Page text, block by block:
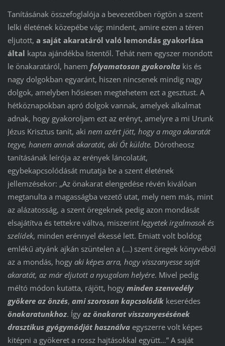
Tanításának összefoglalója a bevezetőben rögtön a szent
lelki életének közepébe vág: mindent, amire ezen a téren
eljutott, a saját akaratáról való lemondás gyakorlása
által kapta ajándékba Istentől. Tehát nem egyszer mondott
le önakaratáról, hanem folyamatosan gyakorolta kis és
nagy dolgokban egyaránt, hiszen nincsenek mindig nagy
dolgok, amelyben hősiesen megtehetem ezt a gesztust. A
hétköznapokban apró dolgok vannak, amelyek alkalmat
adnak, hogy gyakoroljam ezt az erényt, amelyre a mi Urunk
Jézus Krisztus tanít, aki nem azért jött, hogy a maga akaratát
tegye, hanem annak akaratát, aki Őt küldte. Dórotheosz
tanításának leírója az erények láncolatát,
egybekapcsolódását mutatja be a szent életének
jellemzésekor: „Az önakarat elengedése révén kiválóan
megtanulta a magasságba vezető utat, mely nem más, mint
az alázatosság, a szent öregeknek pedig azon mondását
elsajátítva és tettekre váltva, miszerint legyetek irgalmasok és
szelídek, minden erénnyel ékessé lett. Emiatt volt boldog
emlékű atyánk ajkán szüntelen a (…) szent öregek könyvéből
az a mondás, hogy aki képes arra, hogy visszanyesse saját
akaratát, az már eljutott a nyugalom helyére. Mivel pedig
méltó módon kutatta, rájött, hogy minden szenvedély
gyökere az önzés, ami szorosan kapcsolódikkeserédes
önakaratunkhoz. Így az önakarat visszanyesésének
drasztikus gyógymódját használvaegyszerre volt képes
kitépni a gyökeret a rossz hajtásokkal együtt…” A saját